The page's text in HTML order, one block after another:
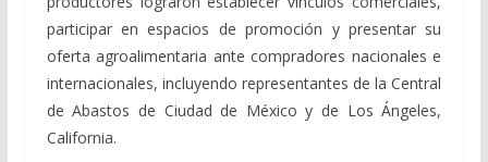
participar en espacios de promoción y presentar su
oferta agroalimentaria ante compradores nacionales e
internacionales, incluyendo representantes de la Central
de Abastos de Ciudad de México y de Los Ángeles,
California.